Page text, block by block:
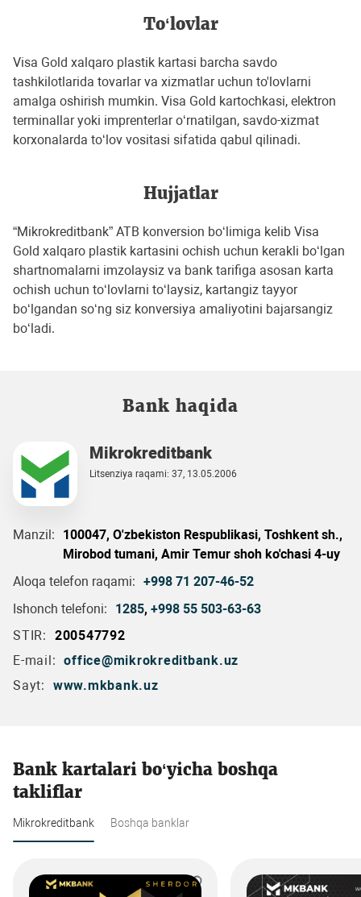
To‘lovlar
Visa Gold xalqaro plastik kartasi barcha savdo
tashkilotlarida tovarlar va xizmatlar uchun to'lovlarni
amalga oshirish mumkin. Visa Gold kartochkasi, elektron
terminallar yoki imprenterlar o‘rnatilgan, savdo-xizmat
korxonalarda to‘lov vositasi sifatida qabul qilinadi.
Hujjatlar
“Mikrokreditbank” ATB konversion bo‘limiga kelib Visa
Gold xalqaro plastik kartasini ochish uchun kerakli bo‘lgan
shartnomalarni imzolaysiz va bank tarifiga asosan karta
ochish uchun to‘lovlarni to‘laysiz, kartangiz tayyor
bo‘lgandan so‘ng siz konversiya amaliyotini bajarsangiz
bo‘ladi.
Bank haqida
Mikrokreditbank
Litsenziya raqami: 37, 13.05.2006
Manzil:
100047, O'zbekiston Respublikasi, Toshkent sh.,
Mirobod tumani, Amir Temur shoh ko'chasi 4-uy
Aloqa telefon raqami: +998 71 207-46-52
Ishonch telefoni:
1285, +998 55 503-63-63
STIR:
200547792
E-mail: office@mikrokreditbank.uz
Sayt:
www.mkbank.uz
Bank kartalari bo‘yicha boshqa
takliflar
Mikrokreditbank Boshqa banklar